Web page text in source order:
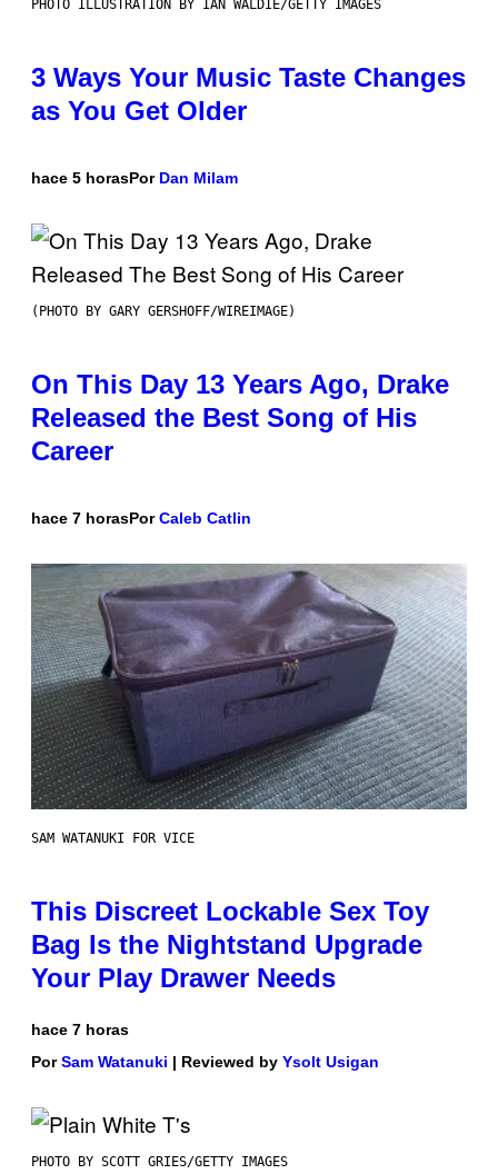
PHOTO ILLUSTRATION BY IAN WALDIE/GETTY IMAGES
3 Ways Your Music Taste Changes
as You Get Older
hace 5 horasPor Dan Milam
(PHOTO BY GARY GERSHOFF/WIREIMAGE)
On This Day 13 Years Ago, Drake
Released the Best Song of His
Career
hace 7 horasPorCaleb Catlin
SAM WATANUKI FOR VICE
This Discreet Lockable Sex Toy
Bag Is the Nightstand Upgrade
Your Play Drawer Needs
hace 7 horas
PorSam Watanuki | Reviewed by Ysolt Usigan
PHOTO BY SCOTT GRIES/GETTY IMAGES